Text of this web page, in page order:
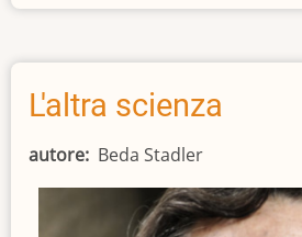
de
L'altra scienza
autore Beda Stadler